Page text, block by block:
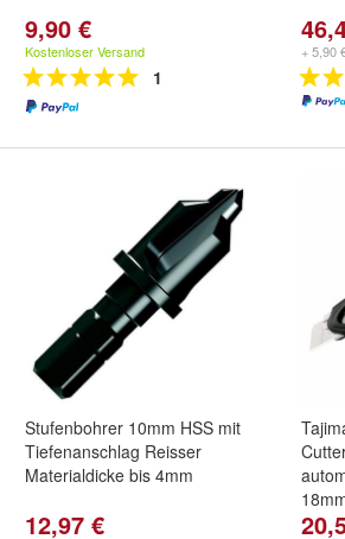
9,90 €
Kostenloser Versand
1
+ 5,90
Stufenbohrer 10mm HSS mit
Tiefenanschlag Reisser
Materialdicke bis 4mm
12,97 €